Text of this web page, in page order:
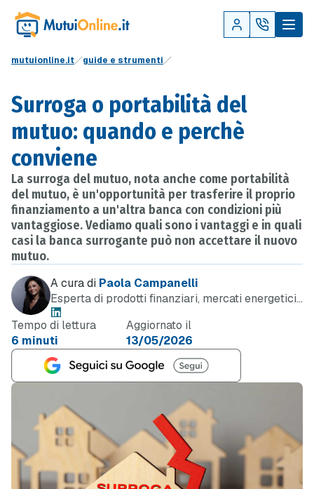
mutuionline.it guide e strumenti
Surroga o portabilità del
mutuo: quando e perchè
conviene
La surroga del mutuo, nota anche come portabilità
del mutuo, è un'opportunità per trasferire il proprio
finanziamento a un'altra banca con condizioni più
vantaggiose. Vediamo quali sono i vantaggi e in quali
casi la banca surrogante può non accettare il nuovo
mutuo.
A cura di Paola Campanelli
Esperta di prodotti finanziari, mercati energetici
e telefonia
Tempo di lettura
6 minuti
Aggiornato il
13/05/2026